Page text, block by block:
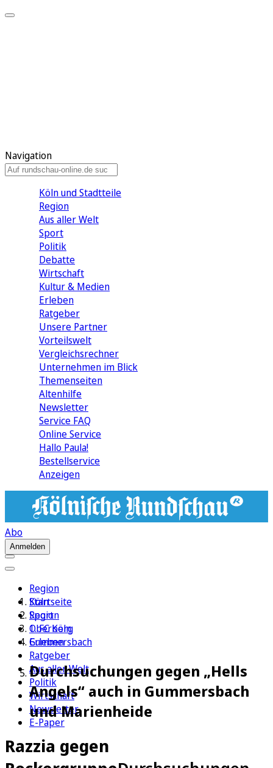
Navigation
Köln und Stadtteile
Region
Aus aller Welt
Sport
Politik
Debatte
Wirtschaft
Kultur & Medien
Erleben
Ratgeber
Unsere Partner
Vorteilswelt
Vergleichsrechner
Unternehmen im Blick
Themenseiten
Altenhilfe
Newsletter
Service FAQ
Online Service
Hallo Paula!
Bestellservice
Anzeigen
Abo
Anmelden
Region
Köln
Sport
1. FC Köln
Erleben
Ratgeber
Aus aller Welt
Politik
Wirtschaft
Newsletter
E-Paper
Startseite
Region
Oberberg
Gummersbach
Durchsuchungen gegen „Hells
Angels“ auch in Gummersbach
und Marienheide
Razzia gegen